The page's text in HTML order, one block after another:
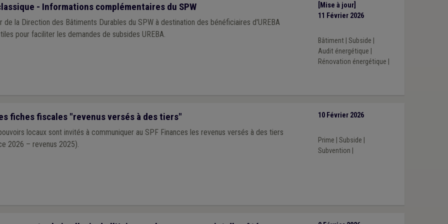
- Informations complémentaires du SPW
Bâtiments Durables du SPW à destination des bénéficiaires d'UREBA
pour faciliter les demandes de subsides UREBA.
[Mise à jour]
11 Février 2026
Bâtiment| Subside
Audit énergétique
Rénovation énergétique
fiches fiscales "revenus versés à des tiers"
locaux sont invités à communiquer au SPF Finances les revenus versés à des tiers
2026 – revenus 2025).
10 Février 2026
Prime Subside
Subvention